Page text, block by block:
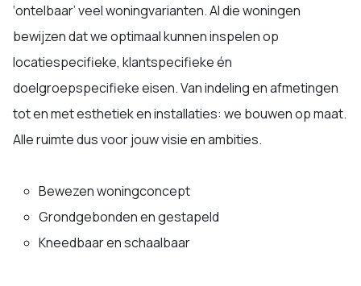
‘ontelbaar’ veel woningvarianten. Al die woningen
bewijzen dat we optimaal kunnen inspelen op
locatiespecifieke, klantspecifieke én
doelgroepspecifieke eisen. Van indeling en afmetingen
tot en met esthetiek en installaties: we bouwen op maat.
Alle ruimte dus voor jouw visie en ambities.
Bewezen woningconcept
Grondgebonden en gestapeld
Kneedbaar en schaalbaar